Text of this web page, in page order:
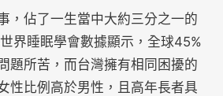
，佔了一生當中大約三分之一的
界睡眠學會數據顯示，全球45%
題所苦，而台灣擁有相同困擾的
性比例高於男性，且高年長者具